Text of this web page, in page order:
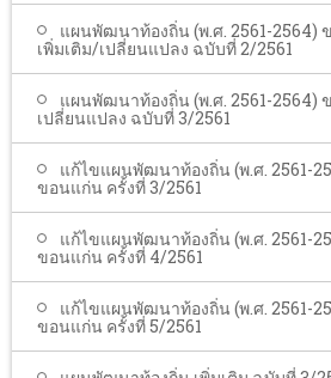
แผนพัฒนาท้องถิ่น (พ.ศ. 2561-2564)
เพิ่มเติม/เปลี่ยนแปลง ฉบับที่ 2/2561
แผนพัฒนาท้องถิ่น (พ.ศ. 2561-2564)
เปลี่ยนแปลง ฉบับที่ 3/2561
แก้ไขแผนพัฒนาท้องถิ่น (พ.ศ. 2561-
ขอนแก่น ครั้งที่ 3/2561
แก้ไขแผนพัฒนาท้องถิ่น (พ.ศ. 2561-
ขอนแก่น ครั้งที่ 4/2561
แก้ไขแผนพัฒนาท้องถิ่น (พ.ศ. 2561-
ขอนแก่น ครั้งที่ 5/2561